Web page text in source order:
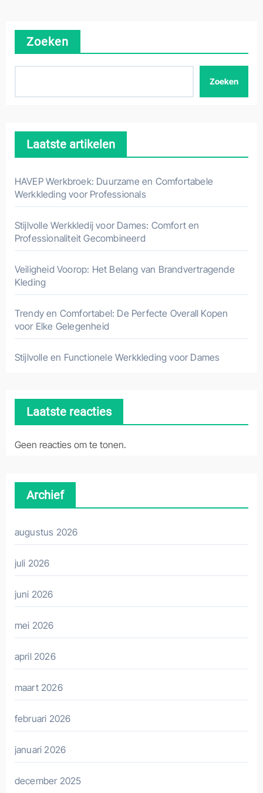
Zoeken
Zoeken
Laatste artikelen
HAVEP Werkbroek: Duurzame en Comfortabele
Werkkleding voor Professionals
Stijlvolle Werkkledij voor Dames: Comfort en
Professionaliteit Gecombineerd
Veiligheid Voorop: Het Belang van Brandvertragende
Kleding
Trendy en Comfortabel: De Perfecte Overall Kopen
voor Elke Gelegenheid
Stijlvolle en Functionele Werkkleding voor Dames
Laatste reacties
Geen reacties om te tonen.
Archief
augustus 2026
juli 2026
juni 2026
mei 2026
april 2026
maart 2026
februari 2026
januari 2026
december 2025